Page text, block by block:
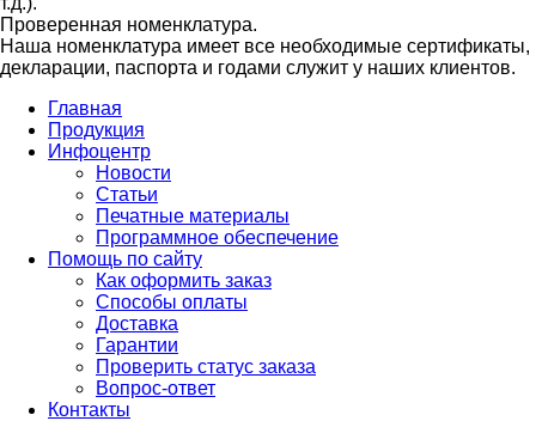
Проверенная номенклатура.
Наша номенклатура имеет все необходимые сертификаты,
декларации, паспорта и годами служит у наших клиентов.
Главная
Продукция
Инфоцентр
Новости
Статьи
Печатные материалы
Программное обеспечение
Помощь по сайту
Как оформить заказ
Способы оплаты
Доставка
Гарантии
Проверить статус заказа
Вопрос-ответ
Контакты